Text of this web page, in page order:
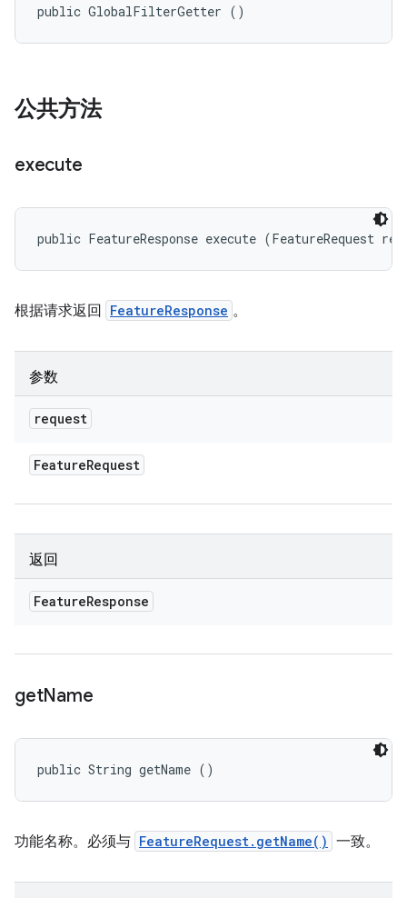
public GlobalFilterGetter ()
公共方法
execute
public FeatureResponse execute (FeatureRequest
根据请求返回 FeatureResponse 。
参数
request
FeatureRequest
返回
FeatureResponse
getName
public String getName ()
功能名称。必须与 FeatureRequest.getName() 一致。